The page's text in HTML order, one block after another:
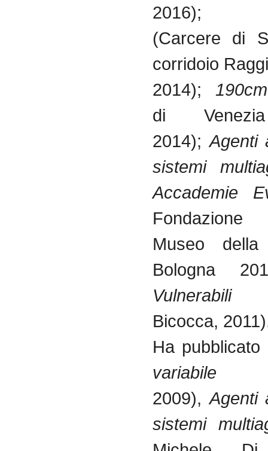
(Carcere di
corridoio
2014);
di
2014);Agenti
sistemi
Accademie
Fondazione
Museo
Bologna
Vulnerabili
Bicocca,
Ha
2009),Agenti
sistemi